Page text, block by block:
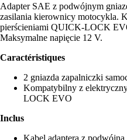
Adapter SAE z podwójnym
zasilania kierownicy motocykla.
pierścieniami QUICK-LOCK
Maksymalne napięcie 12 V.
Caractéristiques
2 gniazda zapalniczki
Kompatybilny z
LOCK EVO
Inclus
Kabel adaptera z